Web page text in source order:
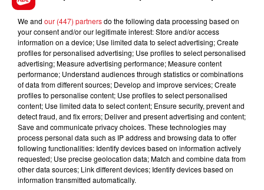
à l’air libre des sous-produits agricoles sont interdites.
Pour les collectivités et les particuliers, il est demandé
de reporter les travaux d’entretien ou de nettoyage
effectués avec des outils non électriques (tondeuses,
taille-haie…) ou des produits à base de solvants
organiques.
Il est également recommandé de réduire la vitesse
sur les routes et d'utiliser des modes de transports
moins polluants.
FIL D'ACTUS
We and our (447) partnersdo the following data processing based on
your consent and/or our legitimate interest: Store and/or access
information on a device; Use limited data to select advertising; Create
profiles for personalised advertising; Use profiles to select personalised
advertising; Measure advertising performance; Measure content
performance; Understand audiences through statistics or combinations
of data from different sources; Develop and improve services; Create
profiles to personalise content; Use profiles to select personalised
content; Use limited data to select content; Ensure security, prevent and
detect fraud, and fix errors; Deliver and present advertising and content;
Save and communicate privacy choices. These technologies may
process personal data such as IP address and browsing data to offer
following functionalities: Identify devices based on information actively
requested; Use precise geolocation data; Match and combine data from
other data sources; Link different devices; Identify devices based on
information transmitted automatically.